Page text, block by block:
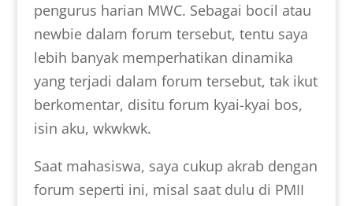
pengurus harian MWC. Sebagai bocil atau
newbie dalam forum tersebut, tentu saya
lebih banyak memperhatikan dinamika
yang terjadi dalam forum tersebut, tak ikut
berkomentar, disitu forum kyai-kyai bos,
isin aku, wkwkwk.
Saat mahasiswa, saya cukup akrab dengan
forum seperti ini, misal saat dulu di PMII